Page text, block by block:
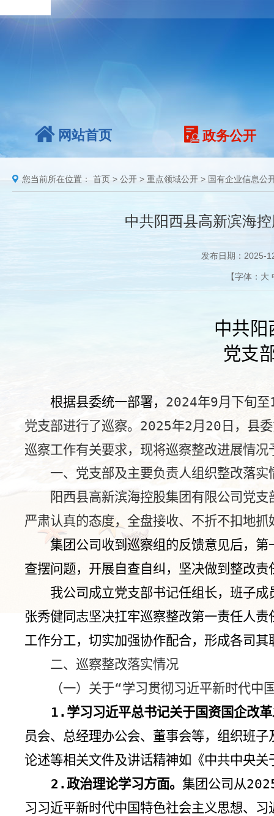
网站首页 政务公开
您当前所在位置： 首页 > 公开 > 重点领域公开 > 国有企业信息公
中共阳西县高新滨海
发布日期：2025-
【字体： 大
中共阳
党支
根据县委统一部署， 2024年9月下旬至
党支部进行了巡察。 2025年2月 20 日，县委
巡察工作有关要求，现将巡察整改进展情况
一、党支部及主要负责人组织整改落实
阳西县高新滨海控股集团有限公司党
严肃认真的态度，全盘接收、不折不扣地
集团公司收到巡察组的反馈意见后，
查摆问题，开展自查自纠，坚决做到整改
我公司成立党支部书记任组长，班子成
张秀健同志坚决扛牢巡察整改第一责任人责
工作分工，切实加强协作配合，形成各司
二、巡察整改落实情况
（一）关于“学习贯彻习近平新时代
1. 学习习近平总书记关于国资国企改
员会、总经理办公会、董事会等，组织班
论述等相关文件及讲话精神如《中共中央
2.政治理论学习方面。集团公司从
习习近平新时代中国特色社会主义思想、